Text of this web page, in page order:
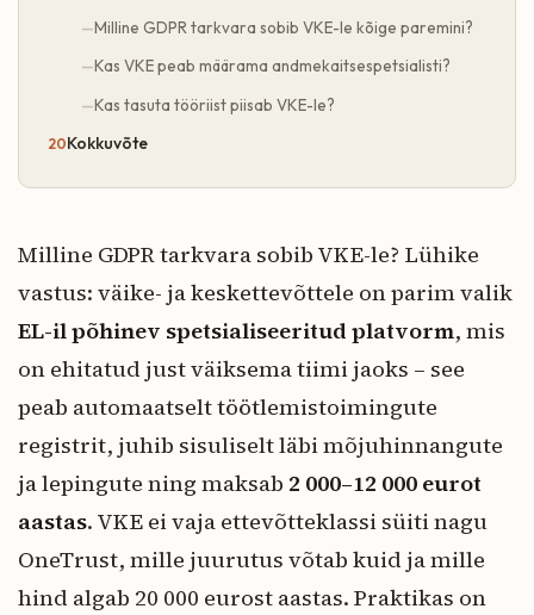
Milline GDPR tarkvara sobib VKE-le kõige paremini?
Kas VKE peab määrama andmekaitsespetsialisti?
Kas tasuta tööriist piisab VKE-le?
Kokkuvõte
Milline GDPR tarkvara sobib VKE-le? Lühike
vastus: väike- ja keskettevõttele on parim valik
EL-il põhinev spetsialiseeritud platvorm, mis
on ehitatud just väiksema tiimi jaoks – see
peab automaatselt töötlemistoimingute
registrit, juhib sisuliselt läbi mõjuhinnangute
ja lepingute ning maksab 2 000–12 000 eurot
aastas. VKE ei vaja ettevõtteklassi süiti nagu
OneTrust, mille juurutus võtab kuid ja mille
hind algab 20 000 eurost aastas. Praktikas on